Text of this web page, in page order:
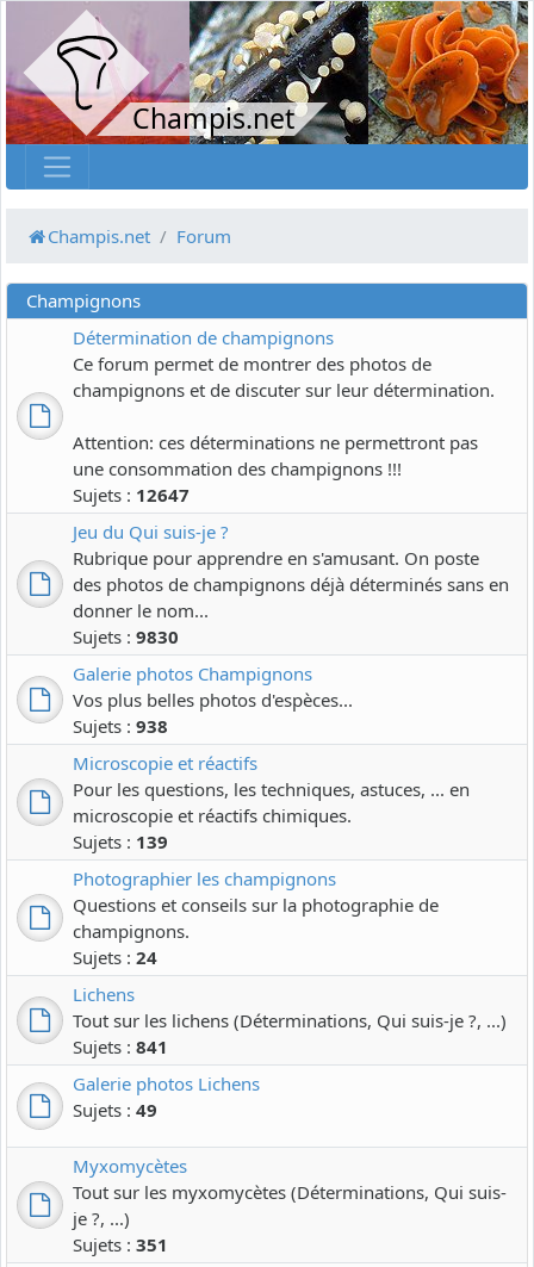
Champis.net
Champis.net Forum
Champignons
Détermination de champignons
Ce forum permet de montrer des photos de
champignons et de discuter sur leur détermination.
Attention: ces déterminations ne permettront pas
une consommation des champignons !!!
Sujets : 12647
Jeu du Qui suis-je ?
Rubrique pour apprendre en s'amusant. On poste
des photos de champignons déjà déterminés sans en
donner le nom...
Sujets : 9830
Galerie photos Champignons
Vos plus belles photos d'espèces...
Sujets : 938
Microscopie et réactifs
Pour les questions, les techniques, astuces, ... en
microscopie et réactifs chimiques.
Sujets : 139
Photographier les champignons
Questions et conseils sur la photographie de
champignons.
Sujets : 24
Lichens
Tout sur les lichens (Déterminations, Qui suis-je ?, ...)
Sujets : 841
Galerie photos Lichens
Sujets : 49
Myxomycètes
Tout sur les myxomycètes (Déterminations, Qui suis-
je ?, ...)
Sujets : 351